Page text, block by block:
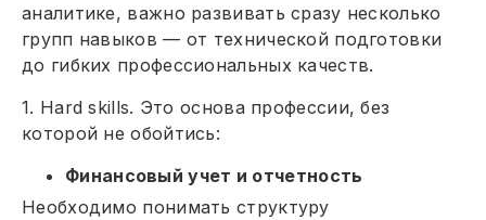
аналитике, важно развивать сразу несколько
групп навыков — от технической подготовки
до гибких профессиональных качеств.
1. Hard skills. Это основа профессии, без
которой не обойтись:
Финансовый учет и отчетность
Необходимо понимать структуру